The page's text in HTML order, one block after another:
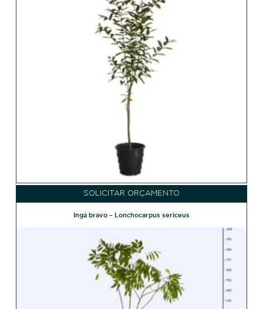
SOLICITAR ORÇAMENTO
Ingá bravo – Lonchocarpus sericeus